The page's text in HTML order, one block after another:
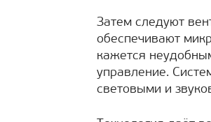
Затем следуют
обеспечивают
кажется
управление.
световыми и